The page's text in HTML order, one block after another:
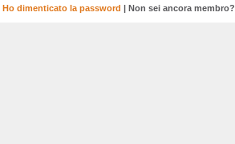
Ho dimenticato la password | Non sei ancora membro?